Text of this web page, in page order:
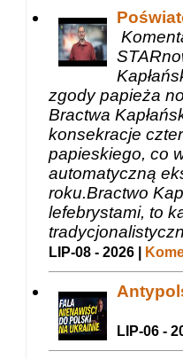
zgody papieża
Bractwa
konsekracje
papieskiego, co
automatyczną
roku.Bractwo
lefebrystami, to
LIP-08 - 2026 |
LIP-06 -